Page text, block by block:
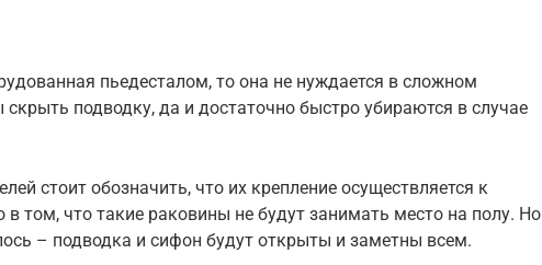
пьедесталом, то она не нуждается в сложном
подводку, да и достаточно быстро убираются в случае
стоит обозначить, что их крепление осуществляется к
том, что такие раковины не будут занимать место на полу. Но
– подводка и сифон будут открыты и заметны всем.